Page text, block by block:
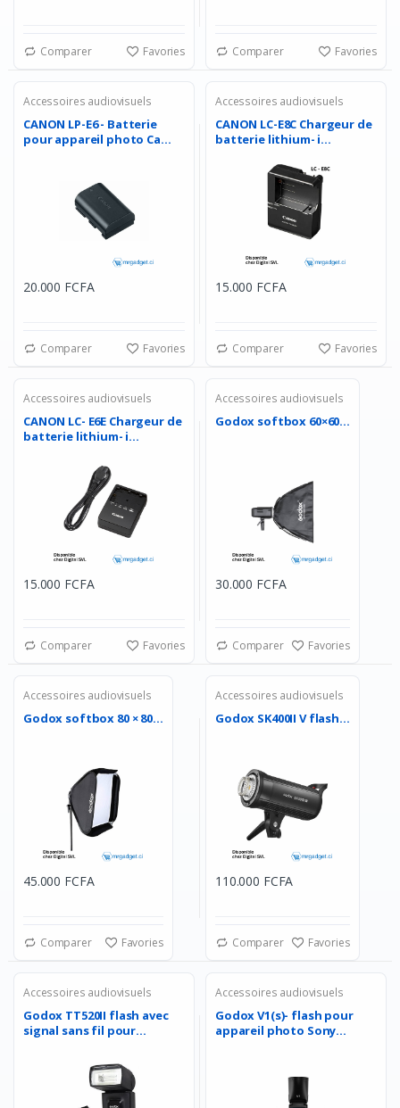
Comparer Favories Comparer Favories
Accessoires audiovisuels
CANON LP-E6 - Batterie
pour appareil photo Ca...
20.000 FCFA
Comparer Favories
Accessoires audiovisuels
CANON LC-E8C Chargeur de
batterie lithium- i...
15.000 FCFA
Comparer Favories
Accessoires audiovisuels
CANON LC- E6E Chargeur de
batterie lithium- i...
15.000 FCFA
Comparer Favories
Accessoires audiovisuels
Godox softbox 60×60...
30.000 FCFA
Comparer Favories
Accessoires audiovisuels
Godox softbox 80 × 80...
45.000 FCFA
Comparer Favories
Accessoires audiovisuels
Godox SK400II V flash...
110.000 FCFA
Comparer Favories
Accessoires audiovisuels
Godox TT520II flash avec
signal sans fil pour...
Accessoires audiovisuels
Godox V1(s)- flash pour
appareil photo Sony...